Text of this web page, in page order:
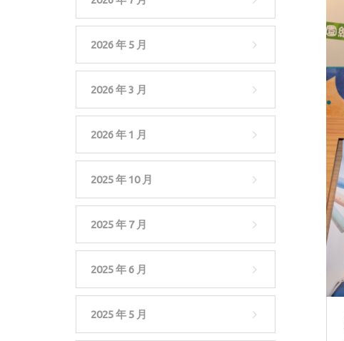
2026 年 5 月
2026 年 3 月
2026 年 1 月
2025 年 10 月
2025 年 7 月
2025 年 6 月
2025 年 5 月